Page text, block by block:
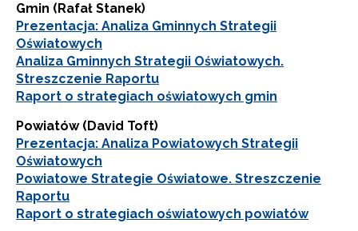
Gmin (Rafał Stanek)
Prezentacja: Analiza Gminnych Strategii
Oświatowych
Analiza Gminnych Strategii Oświatowych.
Streszczenie Raportu
Raport o strategiach oświatowych gmin
Powiatów (David Toft)
Prezentacja: Analiza Powiatowych Strategii
Oświatowych
Powiatowe Strategie Oświatowe. Streszczenie
Raportu
Raport o strategiach oświatowych powiatów